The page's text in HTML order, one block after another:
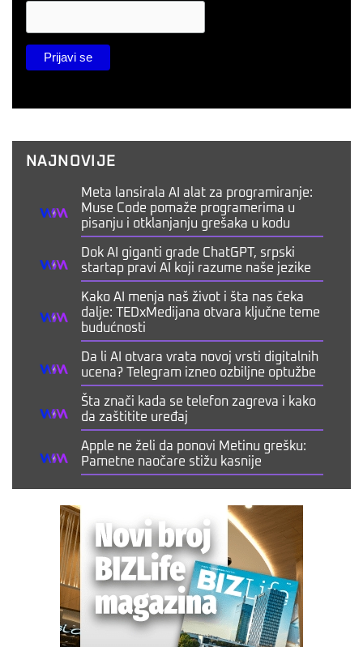
NAJNOVIJE
Meta lansirala AI alat za programiranje:
Muse Code pomaže programerima u
pisanju i otklanjanju grešaka u kodu
Dok AI giganti grade ChatGPT, srpski
startap pravi AI koji razume naše jezike
Kako AI menja naš život i šta nas čeka
dalje: TEDxMedijana otvara ključne teme
budućnosti
Da li AI otvara vrata novoj vrsti digitalnih
ucena? Telegram izneo ozbiljne optužbe
Šta znači kada se telefon zagreva i kako
da zaštitite uređaj
Apple ne želi da ponovi Metinu grešku:
Pametne naočare stižu kasnije